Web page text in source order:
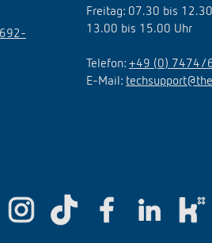
Freitag: 07.30 bis
13.00 bis 15.00 Uhr
Telefon: +49 (0) 7474/
E-Mail: